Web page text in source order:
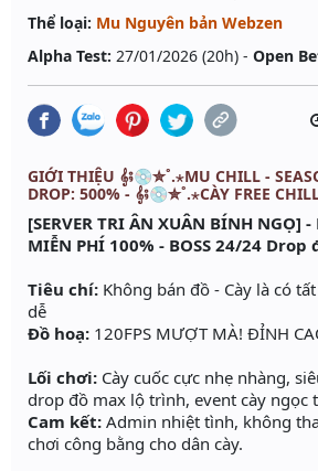
Thể loại: Mu Nguyên bản Webzen
Alpha Test: 27/01/2026 (20h) - Open
GIỚI THIỆU 𝄞⨾💿✮˚.⋆MU CHILL -
DROP: 500% - 𝄞⨾💿✮˚.⋆CÀY FREE
[SERVER TRI ÂN XUÂN BÍNH NGỌ] -
MIỄN PHÍ 100% - BOSS 24/24 Drop
Tiêu chí: Không bán đồ - Cày là có
dễ
Đồ hoạ: 120FPS MƯỢT MÀ! ĐỈNH
Lối chơi: Cày cuốc cực nhẹ nhàng,
drop đồ max lộ trình, event cày ngọc
Cam kết: Admin nhiệt tình, không
chơi công bằng cho dân cày.